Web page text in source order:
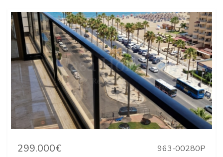
299.000€ 963-00280P